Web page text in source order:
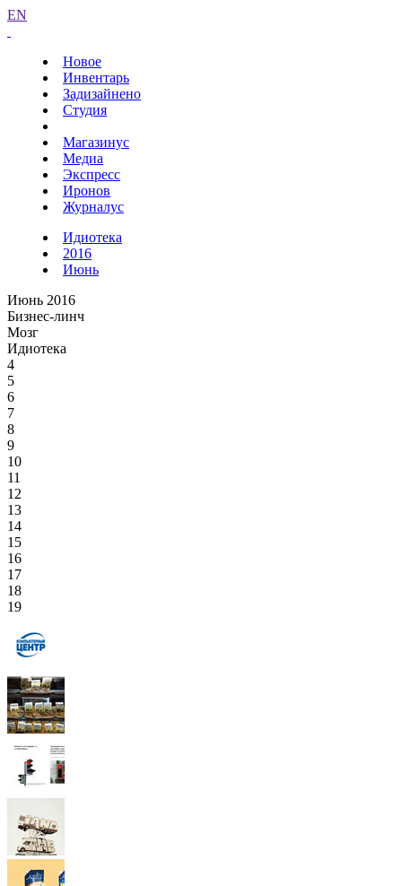
EN
Новое
Инвентарь
Задизайнено
Студия
Магазинус
Медиа
Экспресс
Иронов
Журналус
Идиотека
2016
Июнь
Июнь 2016
Бизнес-линч
Мозг
Идиотека
4
5
6
7
8
9
10
11
12
13
14
15
16
17
18
19